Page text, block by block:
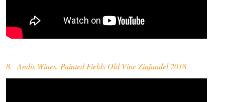
8. Andis Wines, Painted Fields Old Vine Zinfandel 2018